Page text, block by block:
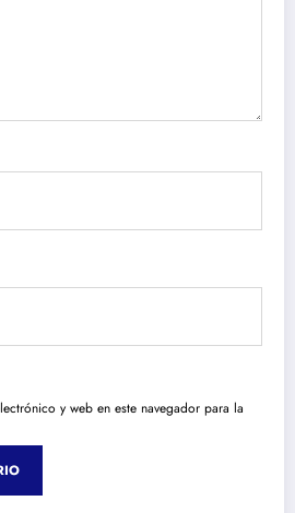
y web en este navegador para la